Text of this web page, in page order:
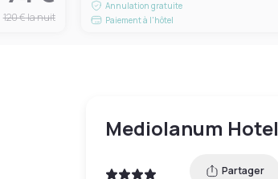
120 €la nuit
Annulation gratuite
Paiement à l'hôtel
Mediolanum Hotel
Partager